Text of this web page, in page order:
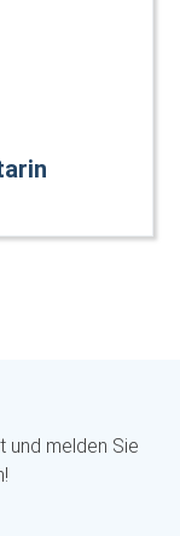
und melden Sie